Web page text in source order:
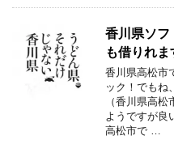
香川県ソフ
も借りれま
香川県高松市
ック！でもね
（香川県高
ようですが良
高松市で …